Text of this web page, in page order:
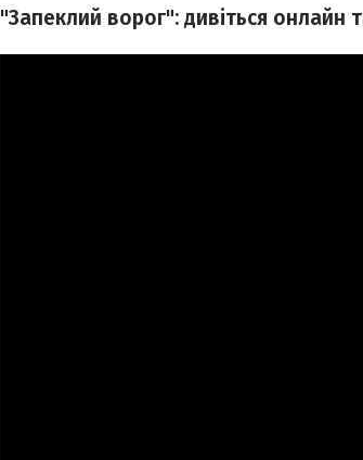
"Запеклий ворог": дивіться онлайн